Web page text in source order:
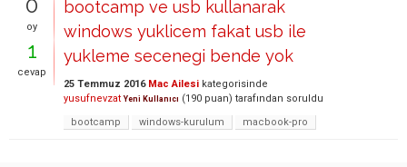
oy
1
cevap
bootcamp ve usb kullanarak
windows yuklicem fakat usb ile
yukleme secenegi bende yok
25 Temmuz 2016 Mac Ailesi kategorisinde
yusufnevzat Yeni Kullanıcı (190 puan) tarafından soruldu
bootcamp
windows-kurulum macbook-pro